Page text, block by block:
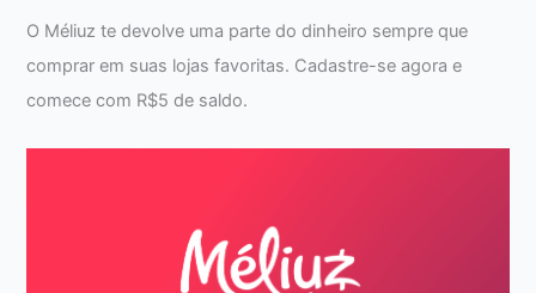
O Méliuz te devolve uma parte do dinheiro sempre que
comprar em suas lojas favoritas. Cadastre-se agora e
comece com R$5 de saldo.